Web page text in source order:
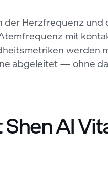
der Herzfrequenz und
mit
werden
abgeleitet — ohne
AI